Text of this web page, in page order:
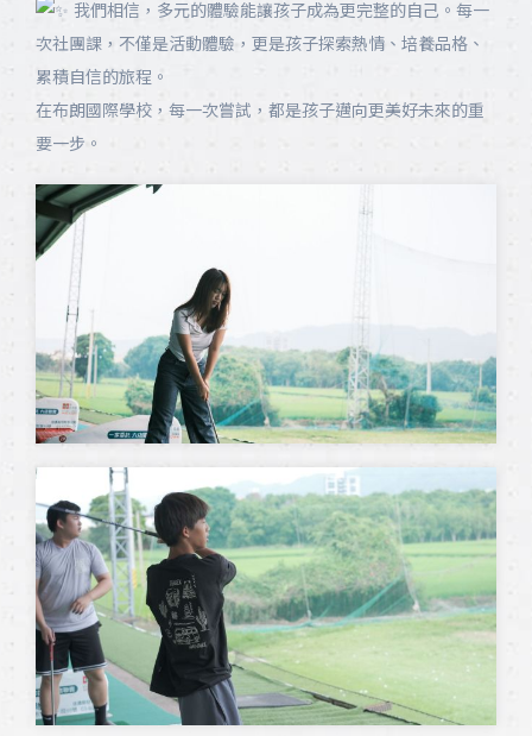
我們相信，多元的體驗能讓孩子成為更完整的自己。每一
次社團課，不僅是活動體驗，更是孩子探索熱情、培養品格、
累積自信的旅程。
在布朗國際學校，每一次嘗試，都是孩子邁向更美好未來的重
要一步。